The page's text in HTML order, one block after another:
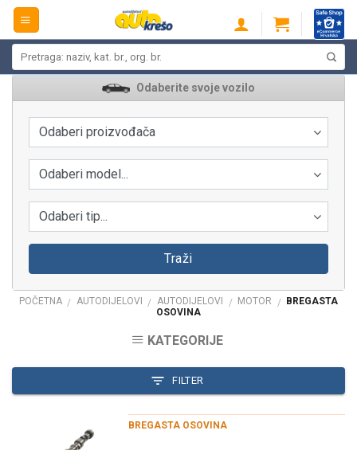
Skip
content
Odaberite svoje vozilo
Odaberi proizvođača
Odaberi model...
Odaberi tip...
Traži
POČETNA / AUTODIJELOVI / AUTODIJELOVI / MOTOR / BREGASTA
OSOVINA
KATEGORIJE
FILTER
BREGASTA OSOVINA